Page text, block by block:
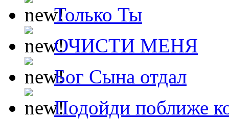
Только Ты
ОЧИСТИ МЕНЯ
Бог Сына отдал
Подойди поближе